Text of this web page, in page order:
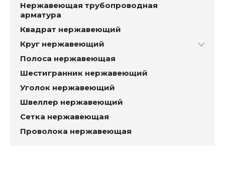
Нержавеющая трубопроводная
арматура
Квадрат нержавеющий
Круг нержавеющий
Полоса нержавеющая
Шестигранник нержавеющий
Уголок нержавеющий
Швеллер нержавеющий
Сетка нержавеющая
Проволока нержавеющая